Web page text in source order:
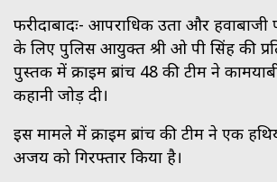
फरीदाबादः- आपराधिक उग्रता और
के लिए पुलिस आयुक्त श्री ओ पी सिंह की
पुस्तक में क्राइम ब्रांच 48 की टीम ने
कहानी जोड़ दी।
इस मामले में क्राइम ब्रांच की टीम ने एक
अजय को गिरफ्तार किया है।